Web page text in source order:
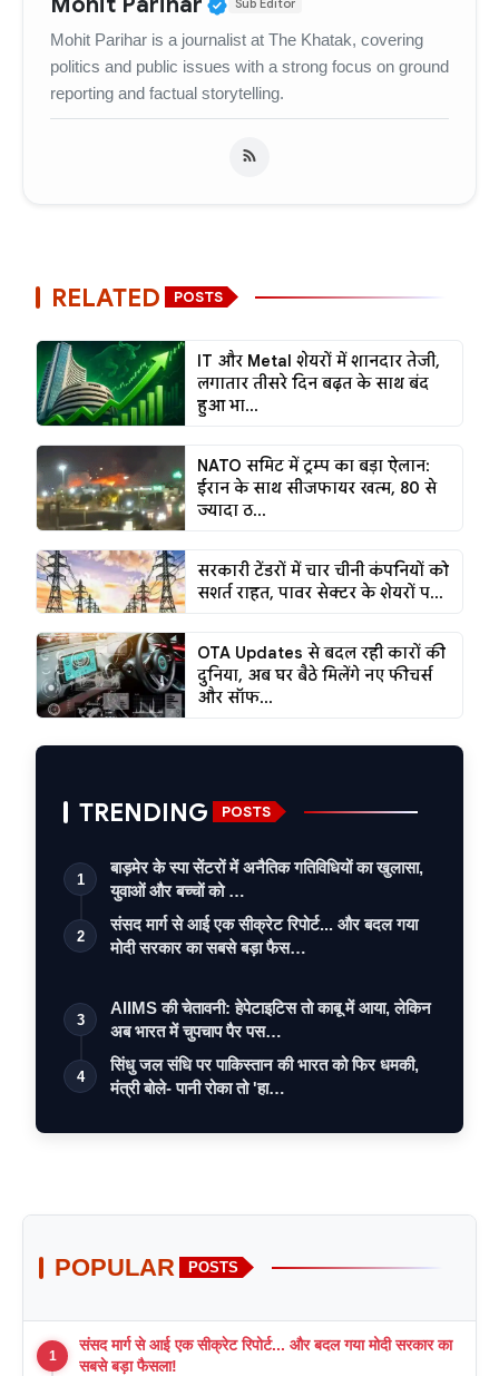
Sub Editor
Mohit Parihar is a journalist at The Khatak, covering
politics and public issues with a strong focus on ground
reporting and factual storytelling.
RELATED POSTS
IT और Metal शेयरों में शानदार तेजी,
लगातार तीसरे दिन बढ़त के साथ बंद
हुआ भा...
NATO समिट में ट्रम्प का बड़ा ऐलान:
ईरान के साथ सीजफायर खत्म, 80 से
ज्यादा ठ...
सरकारी टेंडरों में चार चीनी कंपनियों को
सशर्त राहत, पावर सेक्टर के शेयरों प...
OTA Updates से बदल रही कारों की
दुनिया, अब घर बैठे मिलेंगे नए फीचर्स
और सॉफ...
TRENDING POSTS
1
बाड़मेर के स्पा सेंटरों में अनैतिक गतिविधियों का खुलासा,
युवाओं और बच्चों को …
2
संसद मार्ग से आई एक सीक्रेट रिपोर्ट... और बदल गया
मोदी सरकार का सबसे बड़ा फैस…
3
AIIMS की चेतावनी: हेपेटाइटिस तो काबू में आया, लेकिन
अब भारत में चुपचाप पैर पस…
4
सिंधु जल संधि पर पाकिस्तान की भारत को फिर धमकी,
मंत्री बोले- पानी रोका तो 'हा…
POPULAR POSTS
1
संसद मार्ग से आई एक सीक्रेट रिपोर्ट... और बदल गया मोदी सरकार का
सबसे बड़ा फैसला!